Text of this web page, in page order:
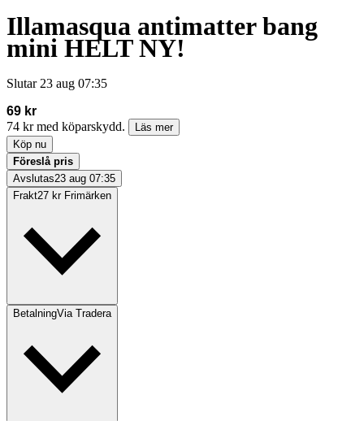
Illamasqua antimatter bang
mini HELT NY!
Slutar 23 aug 07:35
69 kr
74 kr med köparskydd.
Läs mer
Köp nu
Föreslå pris
Avslutas23 aug 07:35
Frakt27 kr Frimärken
BetalningVia Tradera